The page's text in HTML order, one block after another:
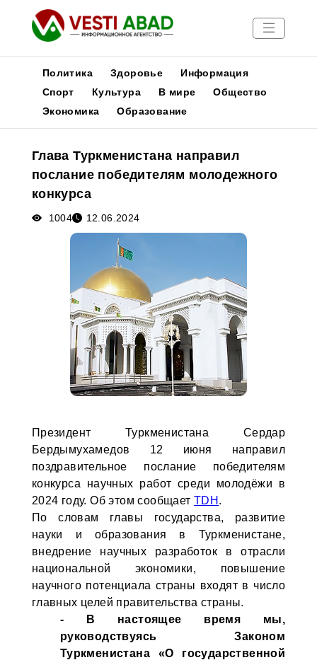
Новости
Медиа
Афиша
Политика Здоровье
Информация
Спорт
Культура В мире
Общество
Экономика
Образование
Глава Туркменистана направил
послание победителям молодежного
конкурса
1004 12.06.2024
Президент Туркменистана Сердар
Бердымухамедов 12 июня направил
поздравительное послание победителям
конкурса научных работ среди молодёжи в
2024 году. Об этом сообщает TDH .
По словам главы государства, развитие
науки и образования в Туркменистане,
внедрение научных разработок в отрасли
национальной экономики, повышение
научного потенциала страны входят в число
главных целей правительства страны.
- В настоящее время мы,
руководствуясь Законом
Туркменистана «О государственной